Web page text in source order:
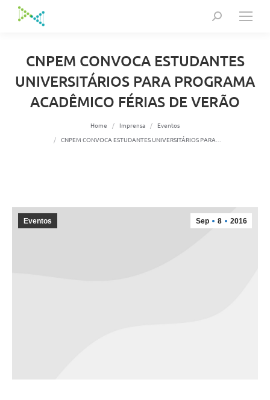
Search:
CNPEM CONVOCA ESTUDANTES
UNIVERSITÁRIOS PARA PROGRAMA
ACADÊMICO FÉRIAS DE VERÃO
Home Imprensa
Eventos
CNPEM CONVOCA ESTUDANTES UNIVERSITÁRIOS PARA…
Sep 8 2016
Eventos